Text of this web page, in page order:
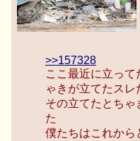
>>157328
ここ最近に立っ
ゃきが立てたスレ
その立てたとちゃ
た
僕たちはこれから